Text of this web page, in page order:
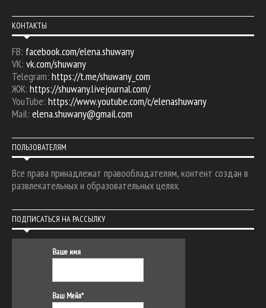
КОНТАКТЫ
FB: facebook.com/elena.shuwany
VK: vk.com/shuwany
Telegram: https://t.me/shuwany_com
ЖЖ: https://shuwany.livejournal.com/
YouTube: https://www.youtube.com/c/elenashuwany
Mail: elena.shuwany@gmail.com
ПОЛЬЗОВАТЕЛЯМ
Все права принадлежат правообладателям, контент создан в
развлекательных и образовательных целях.
ПОДПИСАТЬСЯ НА РАССЫЛКУ
Ваше имя
Ваш Мейл*